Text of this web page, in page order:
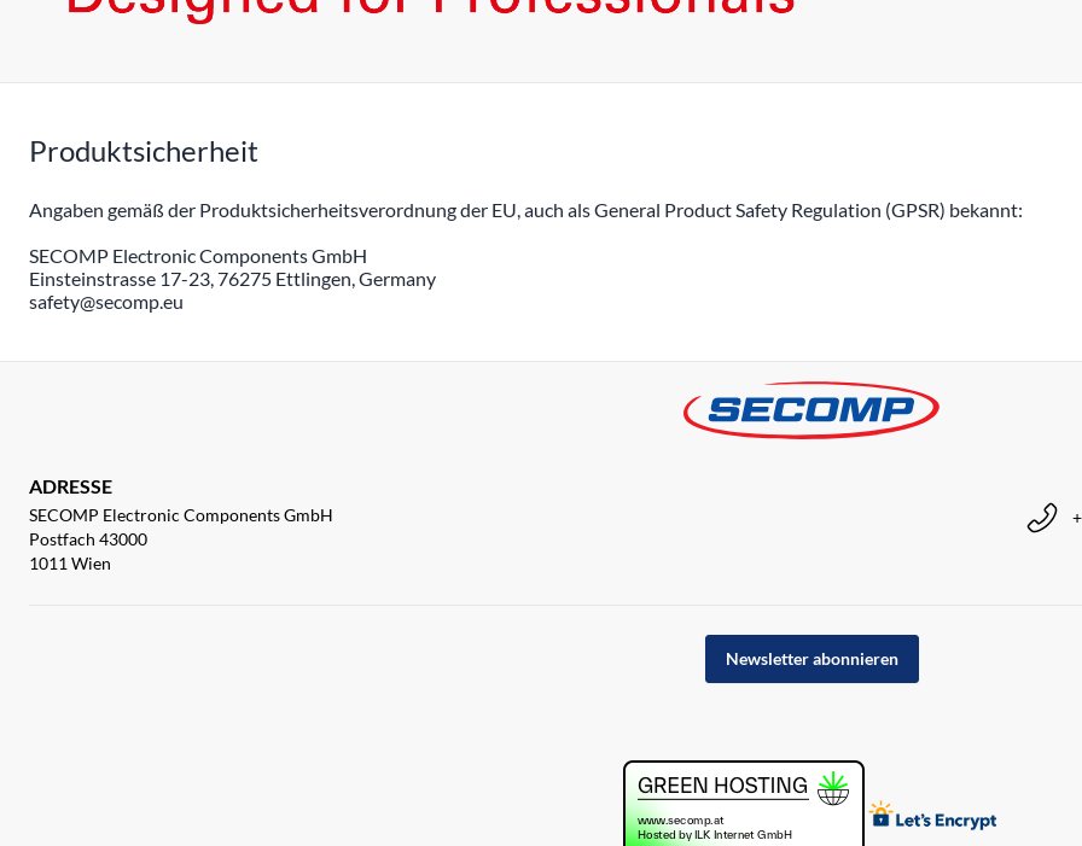
Produktsicherheit
Angaben gemäß der Produktsicherheitsverordnung der EU, auch als General Product Safety Regulation (GPSR) bekannt:
SECOMP Electronic Components GmbH
Einsteinstrasse 17-23, 76275 Ettlingen, Germany
safety@secomp.eu
ADRESSE
SECOMP Electronic Components GmbH
Postfach 43000
1011 Wien
Newsletter abonnieren